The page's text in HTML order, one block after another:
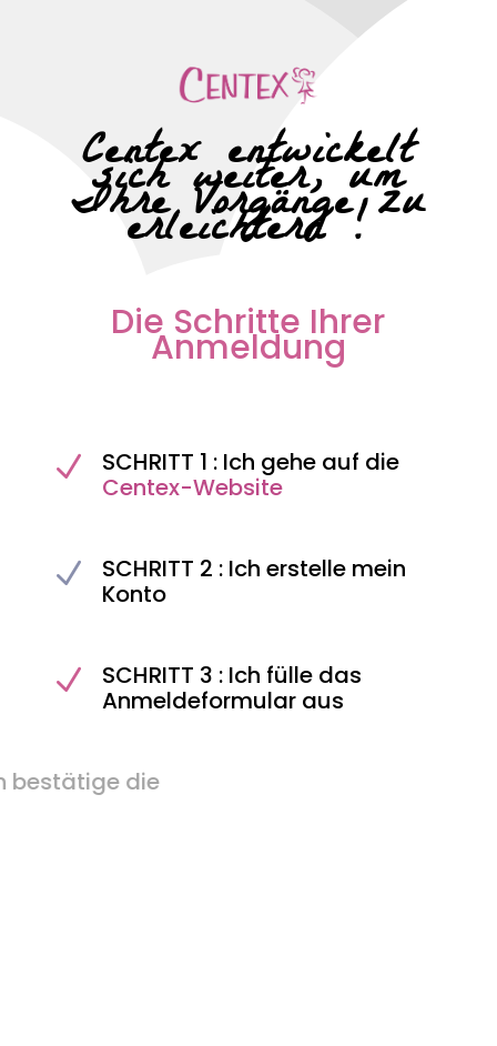
Centex entwickelt
sich weiter, um
Ihre Vorgänge zu
erleichtern !
Die Schritte Ihrer
Anmeldung
N
SCHRITT 1 : Ich gehe auf die
Centex-Website
N
SCHRITT 2 : Ich erstelle mein
Konto
N
SCHRITT 3 : Ich fülle das
Anmeldeformular aus
4 : Ich bestätige die